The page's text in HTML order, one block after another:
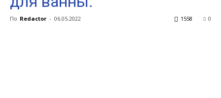
По Redactor - 06.05.2022 0
1558